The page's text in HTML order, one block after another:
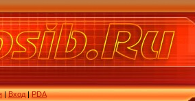
|Вход|PDA